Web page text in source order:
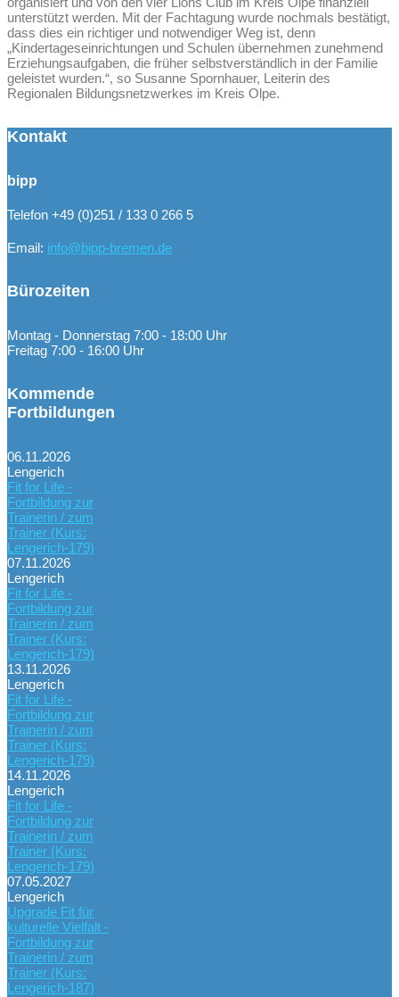
unterstützt werden. Mit der Fachtagung wurde nochmals bestätigt,
dass dies ein richtiger und notwendiger Weg ist, denn
„Kindertageseinrichtungen und Schulen übernehmen zunehmend
Erziehungsaufgaben, die früher selbstverständlich in der Familie
geleistet wurden.“, so Susanne Spornhauer, Leiterin des
Regionalen Bildungsnetzwerkes im Kreis Olpe.
Kontakt
bipp
Telefon +49 (0)251 / 133 0 266 5
Email: info@bipp-bremen.de
Bürozeiten
Montag - Donnerstag 7:00 - 18:00 Uhr
Freitag 7:00 - 16:00 Uhr
Kommende
Fortbildungen
06.11.2026
Lengerich
Fit for Life -
Fortbildung zur
Trainerin / zum
Trainer (Kurs:
Lengerich-179)
07.11.2026
Lengerich
Fit for Life -
Fortbildung zur
Trainerin / zum
Trainer (Kurs:
Lengerich-179)
13.11.2026
Lengerich
Fit for Life -
Fortbildung zur
Trainerin / zum
Trainer (Kurs:
Lengerich-179)
14.11.2026
Lengerich
Fit for Life -
Fortbildung zur
Trainerin / zum
Trainer (Kurs:
Lengerich-179)
07.05.2027
Lengerich
Upgrade Fit für
kulturelle Vielfalt -
Fortbildung zur
Trainerin / zum
Trainer (Kurs:
Lengerich-187)